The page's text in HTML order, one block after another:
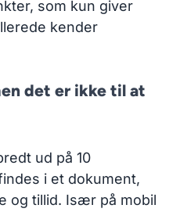
som kun giver
kender
det er ikke til at
ud på 10
i et dokument,
og tillid. Især på mobil